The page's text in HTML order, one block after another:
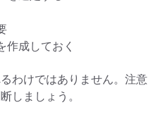
作成しておく
わけではありません。注意
しましょう。